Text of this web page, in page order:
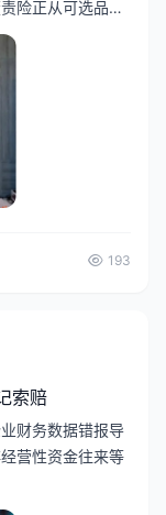
险正从可选品变
193
索赔
财务数据错报导
营性资金往来等